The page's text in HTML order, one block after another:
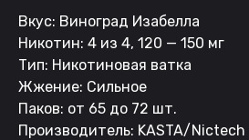
Вкус: Виноград Изабелла
Никотин: 4 из 4, 120 — 150 мг
Тип: Никотиновая ватка
Жжение: Сильное
Паков: от 65 до 72 шт.
Производитель: KASTA/